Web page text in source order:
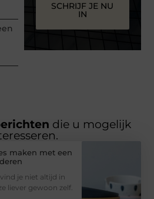
SCHRIJF JE NU
IN
die u mogelijk
maken met een
je niet altijd in
liever gewoon zelf.